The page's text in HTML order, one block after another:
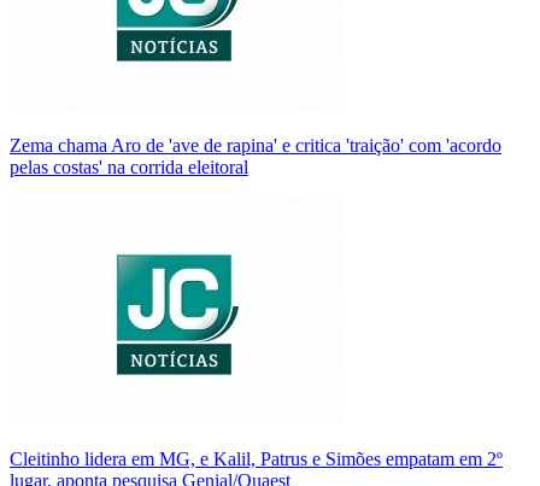
Zema chama Aro de 'ave de rapina' e critica 'traição' com 'acordo
pelas costas' na corrida eleitoral
Cleitinho lidera em MG, e Kalil, Patrus e Simões empatam em 2º
lugar, aponta pesquisa Genial/Quaest